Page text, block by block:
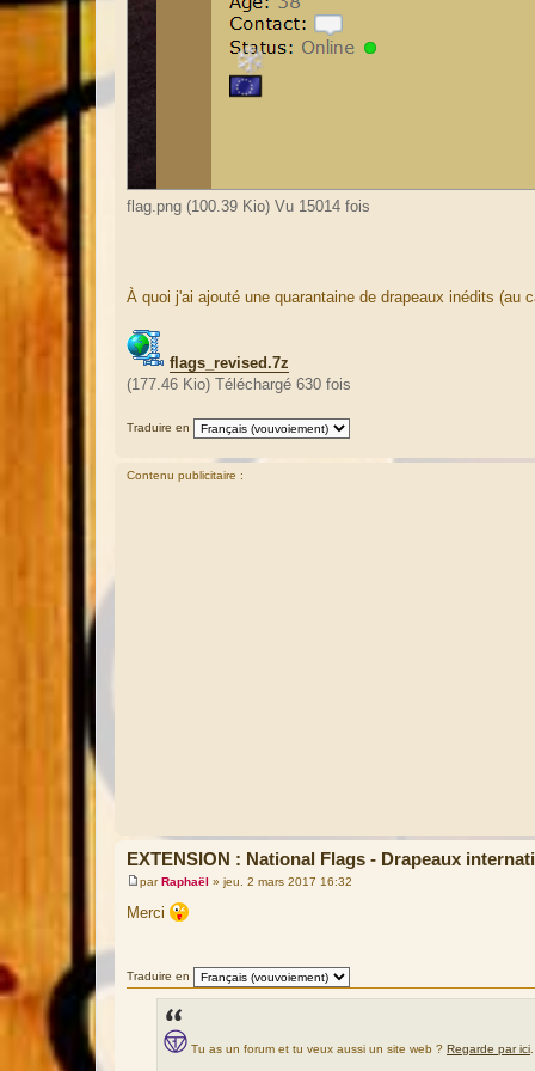
flag.png (100.39 Kio) Vu 15014 fois
À quoi j'ai ajouté une quarantaine de drapeaux inédits
flags_revised.7z
(177.46 Kio) Téléchargé 630 fois
Traduire en
Contenu publicitaire :
EXTENSION : National Flags - Drapeaux
M
s
e
parRaphaël » jeu. 2 mars 2017 16:32
Merci
Traduire en
Tu as un forum et tu veux aussi un site web ? Regarde par ici